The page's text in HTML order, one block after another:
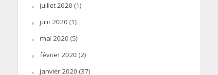
juillet 2020 (1)
juin 2020 (1)
mai 2020 (5)
février 2020 (2)
janvier 2020 (37)